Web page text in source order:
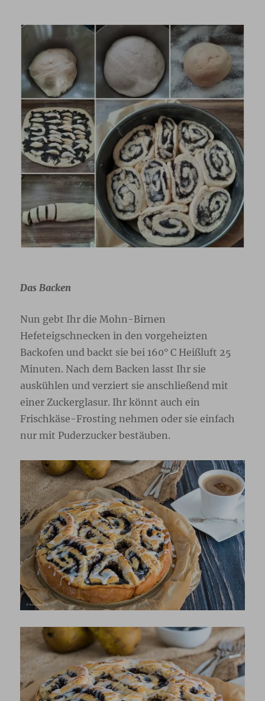
Das Backen
Nun gebt Ihr die Mohn-Birnen
Hefeteigschnecken in den vorgeheizten
Backofen und backt sie bei 160° C Heißluft 25
Minuten. Nach dem Backen lasst Ihr sie
auskühlen und verziert sie anschließend mit
einer Zuckerglasur. Ihr könnt auch ein
Frischkäse-Frosting nehmen oder sie einfach
nur mit Puderzucker bestäuben.